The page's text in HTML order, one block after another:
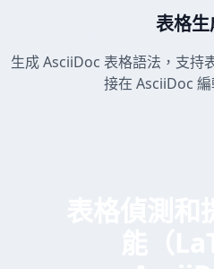
表格
生成 AsciiDoc 表格語法，支持
接在 AsciiDoc 編